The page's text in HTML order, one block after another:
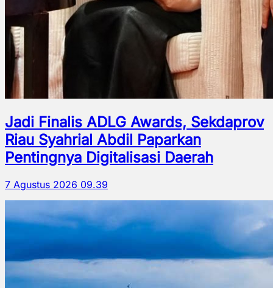
Jadi Finalis ADLG Awards, Sekdaprov
Riau Syahrial Abdil Paparkan
Pentingnya Digitalisasi Daerah
7 Agustus 2026 09.39